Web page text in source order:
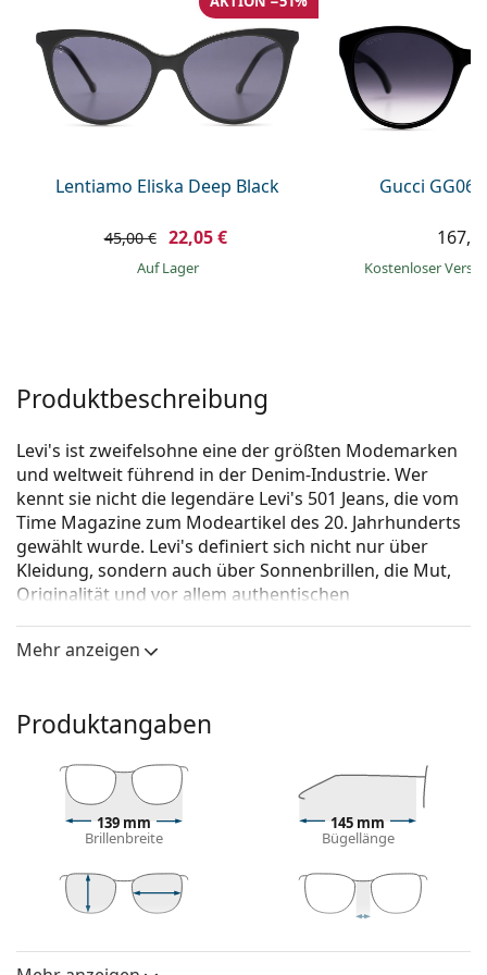
Prada
Alle Marken
Lentiamo Eliska Deep Black
45,00 € 22,05 €
auf Lager
Gucci
Kostenloser
Produktbeschreibung
Levi's ist zweifelsohne eine der größten Modemarken
und weltweit führend in der Denim-Industrie. Wer
kennt sie nicht die legendäre Levi's 501 Jeans, die vom
Time Magazine zum Modeartikel des 20. Jahrhunderts
gewählt wurde. Levi's definiert sich nicht nur über
Kleidung, sondern auch über Sonnenbrillen, die Mut,
Originalität und vor allem authentischen
Sonnenbrillenkollektion von Levi's ist einzigartig und
wird von echten Modefans gesucht.
Frauen.
Mit der virtuellen Anprobefunktion von Lentiamo
können Sie herausfinden, wie Sie mit dieser
Sonnenbrille aussehen.
Brillenfassung
Die schwarze Farbe des Rahmens passt perfekt zu
einem kühlen Hautton und hellblondem,
Cat-Eye-Sonnenbrillenfassungensind eine ideale
Mehr anzeigen
Produktangaben
139 mm
Brillenbreite
145 mm
Bügellänge
Glashöhe Glasbreite Stegbreite